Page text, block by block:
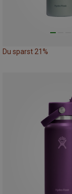
Du sparst 21%